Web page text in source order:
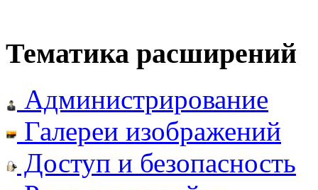
Тематика расширений
Администрирование
Галереи изображений
Доступ и безопасность